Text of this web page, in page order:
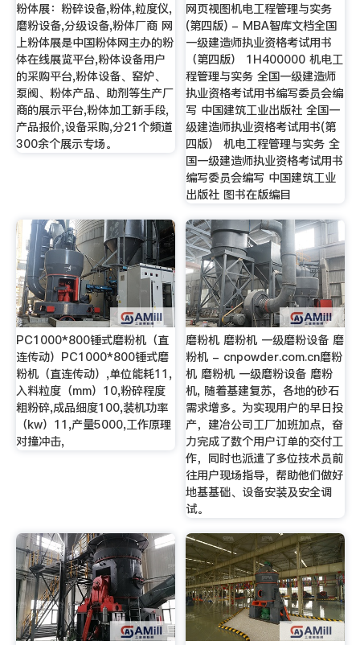
粉体展：粉碎设备,粉体,粒度仪,
磨粉设备,分级设备,粉体厂商 网
上粉体展是中国粉体网主办的粉
体在线展览平台,粉体设备用户
的采购平台,粉体设备、窑炉、
泵阀、粉体产品、助剂等生产厂
商的展示平台,粉体加工新手段,
产品报价,设备采购,分21个频道
300余个展示专场。
网页视图机电工程管理与实务
(第四版) - MBA智库文档全国
一级建造师执业资格考试用书
（第四版） 1H400000 机电工
程管理与实务 全国一级建造师
执业资格考试用书编写委员会编
写 中国建筑工业出版社 全国一
级建造师执业资格考试用书(第
四版） 机电工程管理与实务 全
国一级建造师执业资格考试用书
编写委员会编写 中国建筑工业
出版社 图书在版编目
PC1000*800锤式磨粉机（直
连传动）PC1000*800锤式磨
粉机（直连传动）,单位能耗11,
入料粒度（mm）10,粉碎程度
粗粉碎,成品细度100,装机功率
（kw）11,产量5000,工作原理
对撞冲击,
磨粉机 磨粉机 一级磨粉设备 磨
粉机 - cnpowder.com.cn磨粉
机 磨粉机 一级磨粉设备 磨粉
机, 随着基建复苏，各地的砂石
需求增多。为实现用户的早日投
产，建冶公司工厂加班加点，奋
力完成了数个用户订单的交付工
作，同时也派遣了多位技术员前
往用户现场指导，帮助他们做好
地基基础、设备安装及安全调
试。